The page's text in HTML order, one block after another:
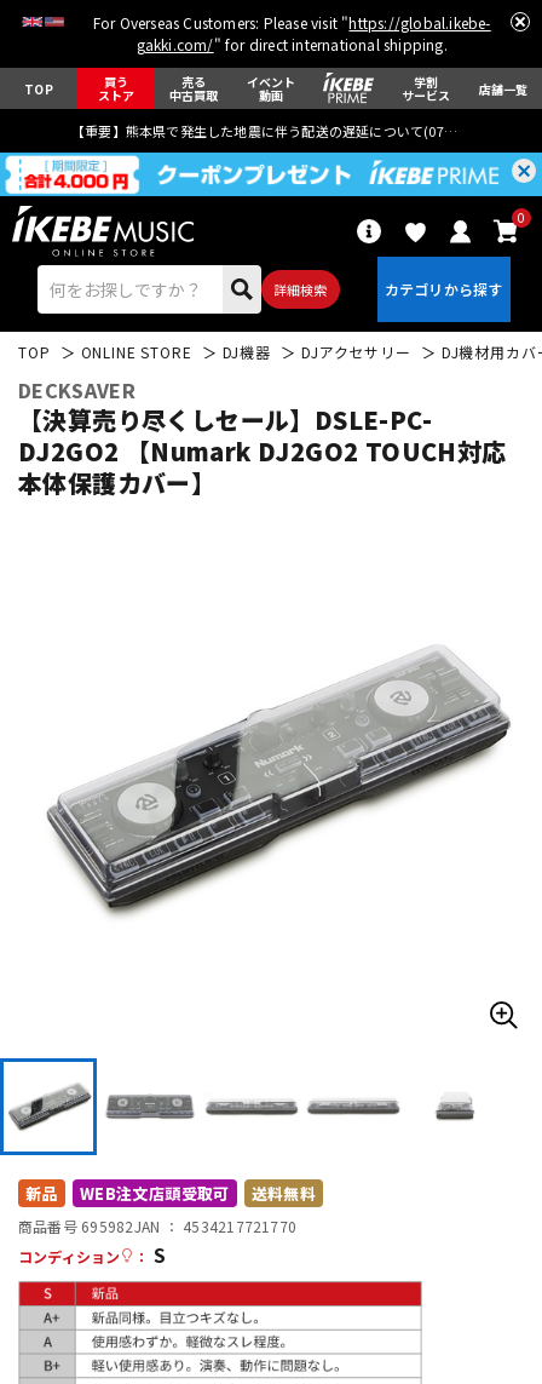
For Overseas Customers: Please visit "https://global.ikebe-
gakki.com/" for direct international shipping.
TOP 買う
ストア
売る
中古買取
イベント
動画
学割
サービス 店舗一覧
【重要】熊本県で発生した地震に伴う配送の遅延について(07月29日
詳細検索
0
エレキギター
パーカッション
キーボード 電子ピアノ
管楽器
DTM オンライン納品 レコーディング機器
配信/ライブ機器
TOP ONLINE STORE DJ機器 DJアクセサリー DJ機材用カバ
DECKSAVER
【決算売り尽くしセール】DSLE-PC-
DJ2GO2 【Numark DJ2GO2 TOUCH対応
本体保護カバー】
新品 WEB注文店頭受取可 送料無料
商品番号 695982JAN ： 4534217721770
コンディション
： S